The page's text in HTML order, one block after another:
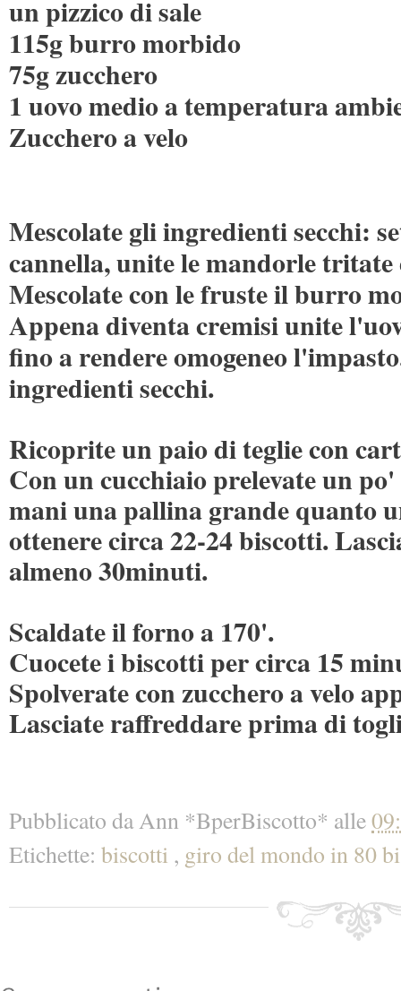
un pizzico di sale
115g burro morbido
75g zucchero
1 uovo medio a temperatura
Zucchero a velo
Mescolate gli ingredienti secchi:
cannella, unite le mandorle tritate
Mescolate con le fruste il burro
Appena diventa cremisi unite
fino a rendere omogeneo
ingredienti secchi.
Ricoprite un paio di teglie con
Con un cucchiaio prelevate un
mani una pallina grande quanto
ottenere circa 22-24 biscotti.
almeno 30minuti.
Scaldate il forno a 170'.
Cuocete i biscotti per circa 15
Spolverate con zucchero a velo
Lasciate raffreddare prima di
Pubblicato daAnn *BperBiscotto* alle
Etichette: biscotti , giro del mondo in 80